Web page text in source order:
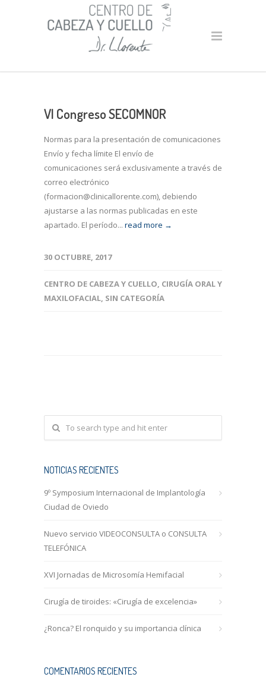
VI Congreso SECOMNOR
Normas para la presentación de comunicaciones
Envío y fecha límite El envío de
comunicaciones será exclusivamente a través de
correo electrónico
(formacion@clinicallorente.com), debiendo
ajustarse a las normas publicadas en este
apartado. El período... read more →
30 OCTUBRE, 2017
CENTRO DE CABEZA Y CUELLO, CIRUGÍA ORAL Y
MAXILOFACIAL, SIN CATEGORÍA
NOTICIAS RECIENTES
9º Symposium Internacional de Implantología
Ciudad de Oviedo
Nuevo servicio VIDEOCONSULTA o CONSULTA
TELEFÓNICA
XVI Jornadas de Microsomía Hemifacial
Cirugía de tiroides: «Cirugía de excelencia»
¿Ronca? El ronquido y su importancia clínica
COMENTARIOS RECIENTES